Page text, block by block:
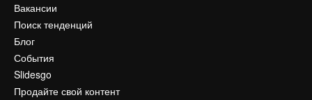
Вакансии
Поиск тенденций
Блог
События
Slidesgo
Продайте свой контент